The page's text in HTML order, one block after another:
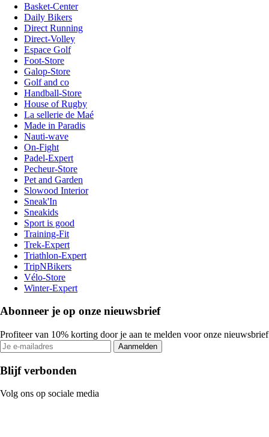
Basket-Center
Daily Bikers
Direct Running
Direct-Volley
Espace Golf
Foot-Store
Galop-Store
Golf and co
Handball-Store
House of Rugby
La sellerie de Maé
Made in Paradis
Nauti-wave
On-Fight
Padel-Expert
Pecheur-Store
Pet and Garden
Slowood Interior
Sneak'In
Sneakids
Sport is good
Training-Fit
Trek-Expert
Triathlon-Expert
TripNBikers
Vélo-Store
Winter-Expert
Abonneer je op onze nieuwsbrief
Profiteer van 10% korting door je aan te melden voor onze nieuwsbrief
Aanmelden
Blijf verbonden
Volg ons op sociale media